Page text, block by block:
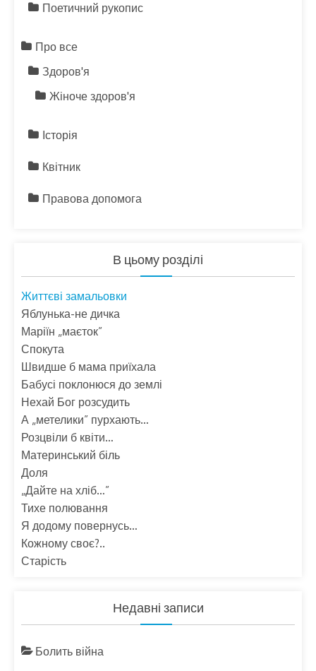
Поетичний рукопис
Про все
Здоров'я
Жіноче здоров'я
Історія
Квітник
Правова допомога
В цьому розділі
Життєві замальовки
Яблунька-не дичка
Маріїн „маєток”
Спокута
Швидше б мама приїхала
Бабусі поклонюся до землі
Нехай Бог розсудить
А „метелики” пурхають…
Розцвіли б квіти…
Материнський біль
Доля
„Дайте на хліб…”
Тихе полювання
Я додому повернусь…
Кожному своє?..
Старість
Недавні записи
Болить війна